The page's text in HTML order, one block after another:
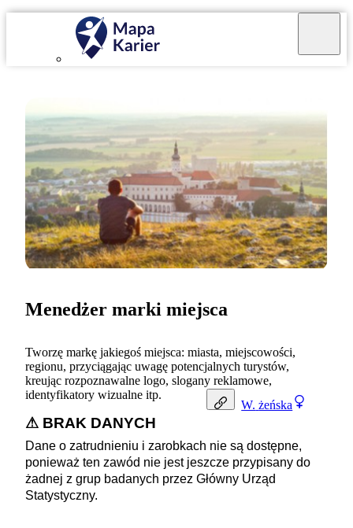
W. żeńska
Menedżer marki miejsca
Tworzę markę jakiegoś miejsca: miasta, miejscowości,
regionu, przyciągając uwagę potencjalnych turystów,
kreując rozpoznawalne logo, slogany reklamowe,
identyfikatory wizualne itp.
⚠ BRAK DANYCH
Dane o zatrudnieniu i zarobkach nie są dostępne,
ponieważ ten zawód nie jest jeszcze przypisany do
żadnej z grup badanych przez Główny Urząd
Statystyczny.